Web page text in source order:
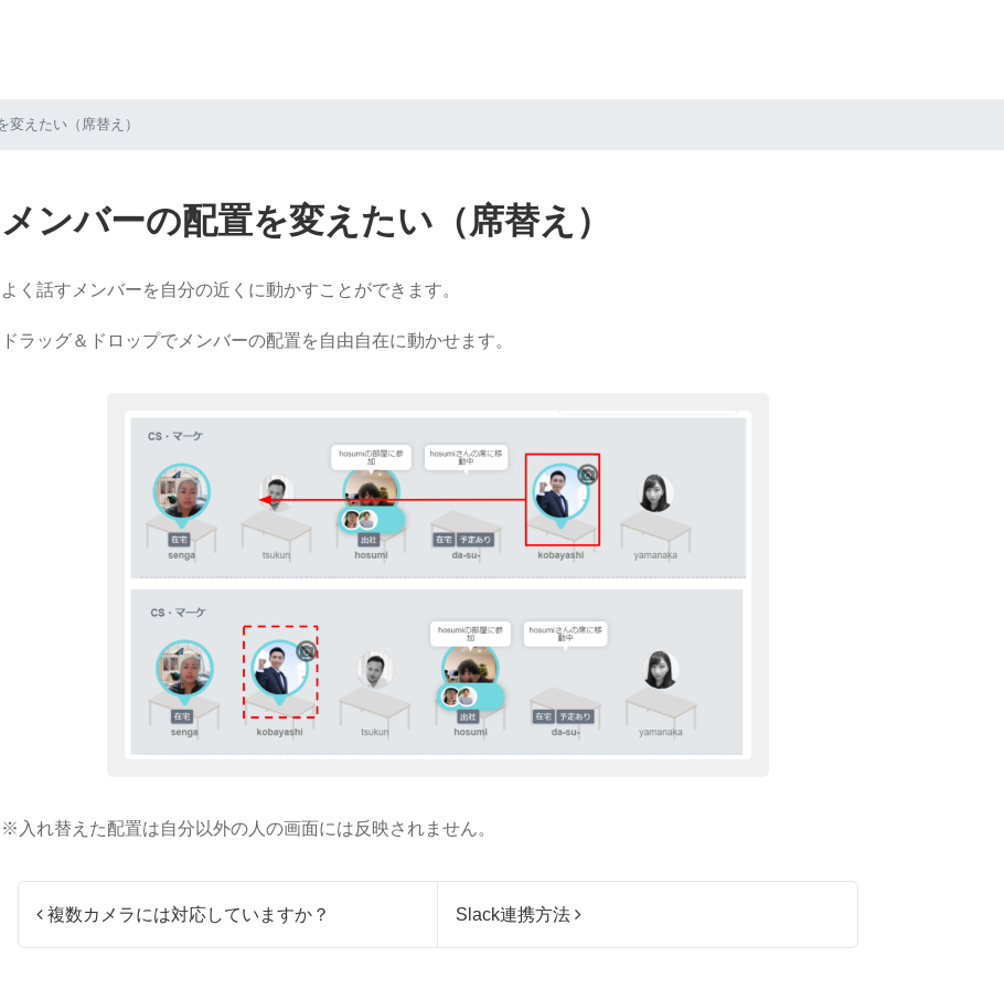
変えたい（席替え）
メンバーの配置を変えたい（席替え）
よく話すメンバーを自分の近くに動かすことができます。
ドラッグ＆ドロップでメンバーの配置を自由自在に動かせます。
※入れ替えた配置は自分以外の人の画面には反映されません。
投稿ナビゲーション
複数カメラには対応していますか？ Slack連携方法